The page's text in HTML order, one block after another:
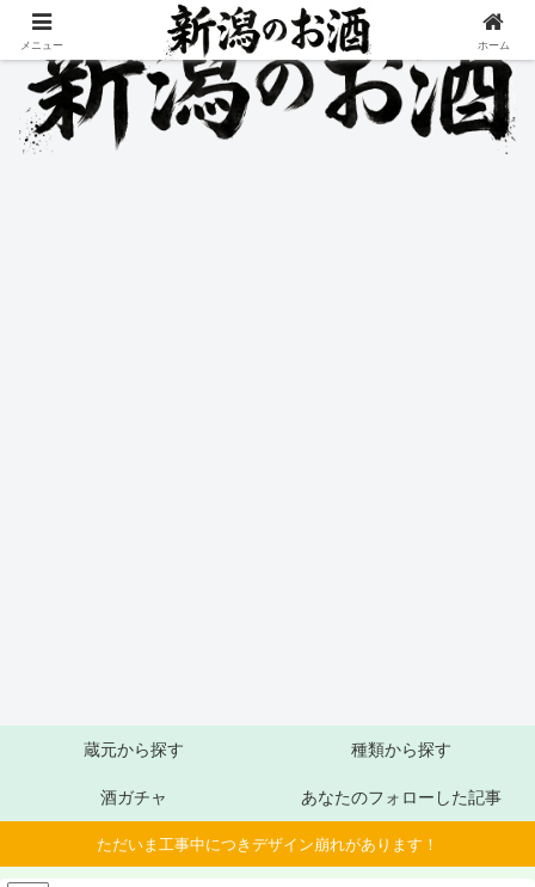
蔵元から探す 種類から探す
酒ガチャ あなたのフォローした記事
ただいま工事中につきデザイン崩れがあります！
メニュー ホーム